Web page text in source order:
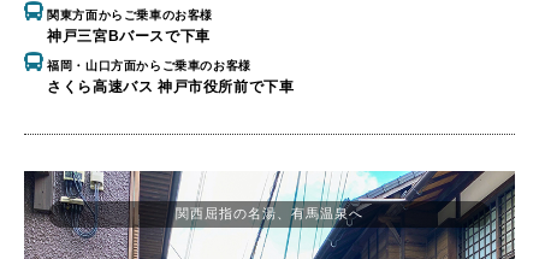
関東方面からご乗車のお客様
神戸三宮Bバースで下車
福岡・山口方面からご乗車のお客様
さくら高速バス 神戸市役所前で下車
関西屈指の名湯、有馬温泉へ